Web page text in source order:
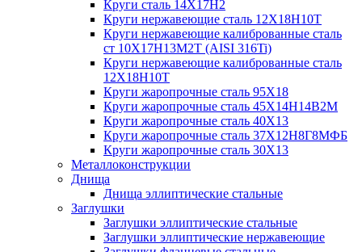
Круги сталь 14Х17Н2
Круги нержавеющие сталь 12Х18Н10Т
Круги нержавеющие калиброванные сталь
ст 10Х17Н13М2Т (AISI 316Ti)
Круги нержавеющие калиброванные сталь
12Х18Н10Т
Круги жаропрочные сталь 95Х18
Круги жаропрочные сталь 45Х14Н14В2М
Круги жаропрочные сталь 40Х13
Круги жаропрочные сталь 37Х12Н8Г8МФБ
Круги жаропрочные сталь 30Х13
Металлоконструкции
Днища
Днища эллиптические стальные
Заглушки
Заглушки эллиптические стальные
Заглушки эллиптические нержавеющие